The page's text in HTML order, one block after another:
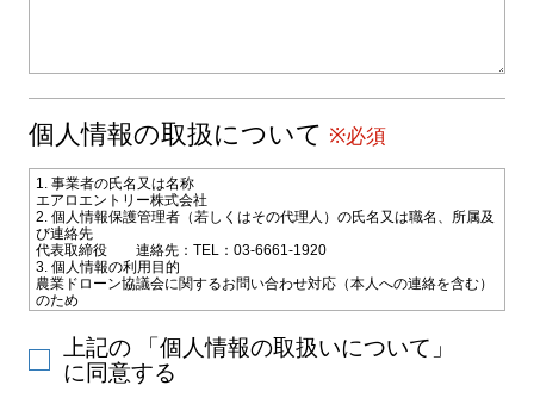
個人情報の取扱について ※必須
1. 事業者の氏名又は名称
エアロエントリー株式会社
2. 個人情報保護管理者（若しくはその代理人）の氏名又は職名、所属及
び連絡先
代表取締役 連絡先：TEL：03-6661-1920
3. 個人情報の利用目的
農業ドローン協議会に関するお問い合わせ対応（本人への連絡を含む）
のため
お問い合わせ対応のためご選択いただいた教習施設会社に電子メールな
どによりお客様の氏名、連絡先などの情報を提供致します。
5. 個人情報取扱いの委託
当社は利用目的の達成に必要な範囲内で個人情報の取扱いの一部又は全
上記の 「個人情報の取扱いについて」
に同意する